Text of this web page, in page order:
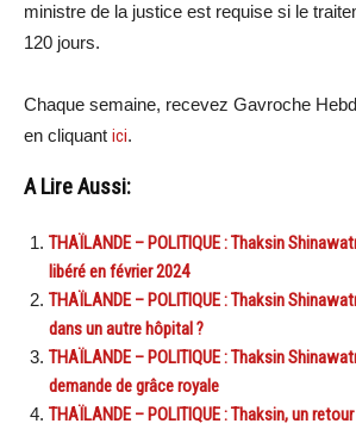
ministre de la justice est requise si le
120 jours.
Chaque semaine, recevez Gavroche
en cliquant ici.
A Lire Aussi:
THAÏLANDE – POLITIQUE : Thaksin
libéré en février 2024
THAÏLANDE – POLITIQUE : Thaksin
dans un autre hôpital ?
THAÏLANDE – POLITIQUE : Thaksin
demande de grâce royale
THAÏLANDE – POLITIQUE : Thaksin, un